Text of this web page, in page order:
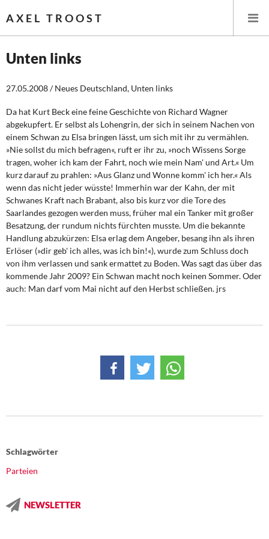
AXEL TROOST
Themen
Leitlinien linker Wirtschafts- und Finanzpolitik
Wirtschaftspolitik
Steuer- und Finanzpolitik
Öffentliche Infrastruktur und Daseinsvorsorge
Eurokrise und Griechenland
DIE LINKE
Institut Solidarische Moderne
Kontakt
Unten links
27.05.2008 / Neues Deutschland, Unten links
Da hat Kurt Beck eine feine Geschichte von Richard Wagner
abgekupfert. Er selbst als Lohengrin, der sich in seinem Nachen von
einem Schwan zu Elsa bringen lässt, um sich mit ihr zu vermählen.
»Nie sollst du mich befragen«, ruft er ihr zu, »noch Wissens Sorge
tragen, woher ich kam der Fahrt, noch wie mein Nam' und Art.« Um
kurz darauf zu prahlen: »Aus Glanz und Wonne komm' ich her.« Als
wenn das nicht jeder wüsste! Immerhin war der Kahn, der mit
Schwanes Kraft nach Brabant, also bis kurz vor die Tore des
Saarlandes gezogen werden muss, früher mal ein Tanker mit großer
Besatzung, der rundum nichts fürchten musste. Um die bekannte
Handlung abzukürzen: Elsa erlag dem Angeber, besang ihn als ihren
Erlöser (»dir geb' ich alles, was ich bin!«), wurde zum Schluss doch
von ihm verlassen und sank ermattet zu Boden. Was sagt das über das
kommende Jahr 2009? Ein Schwan macht noch keinen Sommer. Oder
auch: Man darf vom Mai nicht auf den Herbst schließen. jrs
Schlagwörter
Parteien
NEWSLETTER